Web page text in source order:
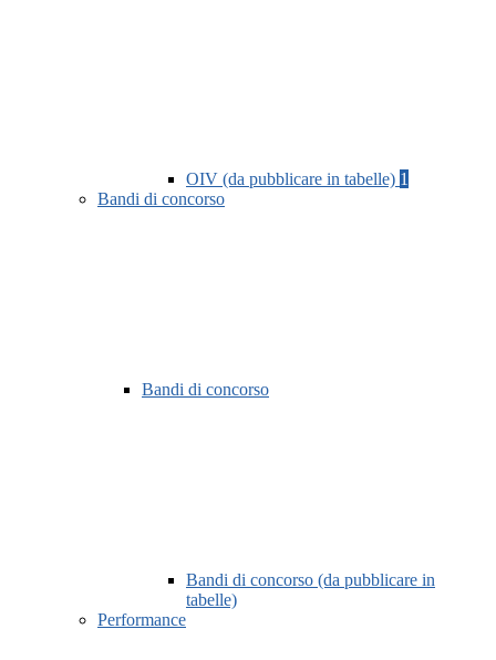
OIV (da pubblicare in tabelle) 1
Bandi di concorso
Bandi di concorso
Bandi di concorso (da pubblicare in
tabelle)
Performance